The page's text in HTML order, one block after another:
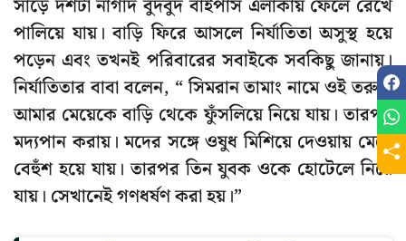
সাড়ে দশটা নাগাদ বুদবুদ বাইপাস এলাকায় ফেলে রেখে
পালিয়ে যায়। বাড়ি ফিরে আসলে নির্যাতিতা অসুস্থ হয়ে
পড়েন এবং তখনই পরিবারের সবাইকে সবকিছু জানায়।
নির্যাতিতার বাবা বলেন, “ সিমরান তামাং নামে ওই তরুণী
আমার মেয়েকে বাড়ি থেকে ফুঁসলিয়ে নিয়ে যায়। তারপর
মদ্যপান করায়। মদের সঙ্গে ওষুধ মিশিয়ে দেওয়ায় মেয়ে
বেহুঁশ হয়ে যায়। তারপর তিন যুবক ওকে হোটেলে নিয়ে
যায়। সেখানেই গণধর্ষণ করা হয়।”